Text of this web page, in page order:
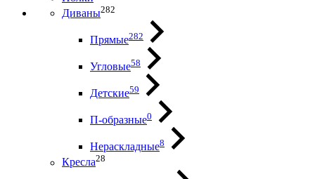
Диваны282
Прямые282
Угловые58
Детские59
П-образные0
Нераскладные8
Кресла28